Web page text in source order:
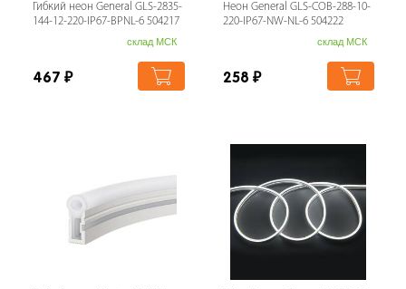
Гибкий неон General GLS-2835-
144-12-220-IP67-BPNL-6 504217
склад МСК
467 ₽
Неон General GLS-COB-288-10-
220-IP67-NW-NL-6 504222
склад МСК
258 ₽